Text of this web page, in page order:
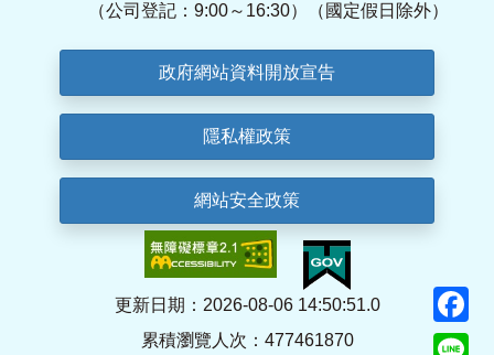
（公司登記：9:00～16:30）（國定假日除外）
政府網站資料開放宣告
隱私權政策
網站安全政策
更新日期：2026-08-06 14:50:51.0
累積瀏覽人次：477461870